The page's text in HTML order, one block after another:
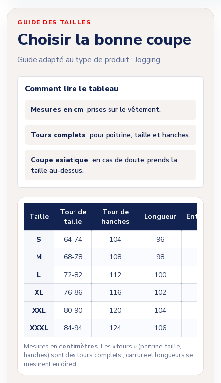
GUIDE DES TAILLES
Choisir la bonne coupe
Guide adapté au type de produit : Jogging.
Comment lire le tableau
Mesures en cm prises sur le vêtement.
Tours complets pour poitrine, taille et hanches.
Coupe asiatique en cas de doute, prends la
taille au-dessus.
Taille
Tour de
taille
Tour de
hanches
Longueur
S 64-74 104 96
M
68-78 108 98
L
72-82 112 100
XL
76-86 116 102
XXL
80-90 120 104
XXXL
84-94 124 106
Mesures en centimètres. Les « tours » (poitrine, taille,
hanches) sont des tours complets ; carrure et longueurs se
mesurent en direct.